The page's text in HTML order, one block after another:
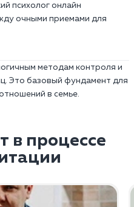
психолог онлайн
очными приемами для
методам контроля и
Это базовый фундамент для
в семье.
в процессе